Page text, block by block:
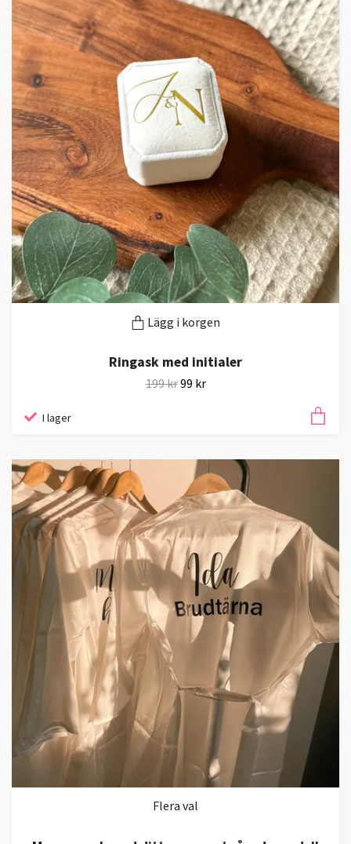
Lägg i korgen
Ringask med initialer
199 kr99 kr
I lager
Flera val